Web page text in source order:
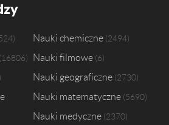
Nauki chemiczne 2494
16806 Nauki filmowe 6
Nauki geograficzne 2730
Nauki matematyczne 5690
Nauki medyczne 2370